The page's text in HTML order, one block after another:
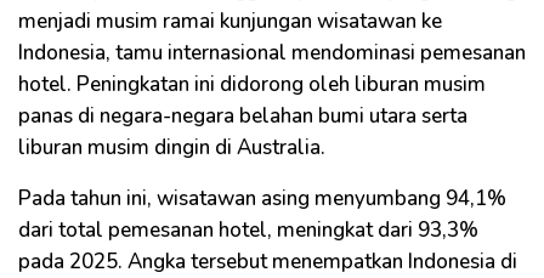
menjadi musim ramai kunjungan wisatawan ke
Indonesia, tamu internasional mendominasi pemesanan
hotel. Peningkatan ini didorong oleh liburan musim
panas di negara-negara belahan bumi utara serta
liburan musim dingin di Australia.
Pada tahun ini, wisatawan asing menyumbang 94,1%
dari total pemesanan hotel, meningkat dari 93,3%
pada 2025. Angka tersebut menempatkan Indonesia di